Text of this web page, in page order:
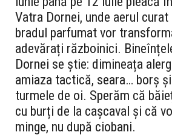
Vatra Dornei, unde aerul
bradul parfumat vor
adevărați războinici.
Dornei se știe: dimineața
amiaza tactică, seara… borș
turmele de oi. Sperăm că
cu burți de la cașcaval și că
minge, nu după ciobani.